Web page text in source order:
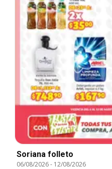
Soriana folleto
06/08/2026- 12/08/2026